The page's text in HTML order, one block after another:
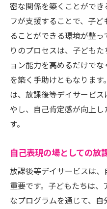
密な関係を築くことがで
フが支援することで、子
ることができる環境が整
りのプロセスは、子ども
ョン能力を高めるだけで
を築く手助けともなりま
は、放課後等デイサービ
やし、自己肯定感が向上
す。
自己表現の場としての放
放課後等デイサービスは
重要です。子どもたちは
なプログラムを通じて、